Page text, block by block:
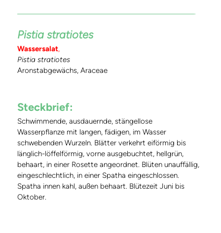
Pistia stratiotes
Wassersalat,
Pistia stratiotes
Aronstabgewächs, Araceae
Steckbrief:
Schwimmende, ausdauernde, stängellose
Wasserpflanze mit langen, fädigen, im Wasser
schwebenden Wurzeln. Blätter verkehrt eiförmig bis
länglich-löffelförmig, vorne ausgebuchtet, hellgrün,
behaart, in einer Rosette angeordnet. Blüten unauffällig,
eingeschlechtlich, in einer Spatha eingeschlossen.
Spatha innen kahl, außen behaart. Blütezeit Juni bis
Oktober.